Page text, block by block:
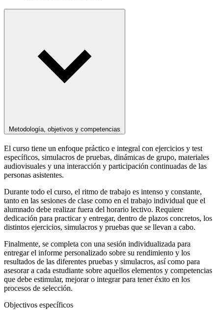
Metodología, objetivos y competencias
El curso tiene un enfoque práctico e integral con ejercicios y test
específicos, simulacros de pruebas, dinámicas de grupo, materiales
audiovisuales y una interacción y participación continuadas de las
personas asistentes.
Durante todo el curso, el ritmo de trabajo es intenso y constante,
tanto en las sesiones de clase como en el trabajo individual que el
alumnado debe realizar fuera del horario lectivo. Requiere
dedicación para practicar y entregar, dentro de plazos concretos, los
distintos ejercicios, simulacros y pruebas que se llevan a cabo.
Finalmente, se completa con una sesión individualizada para
entregar el informe personalizado sobre su rendimiento y los
resultados de las diferentes pruebas y simulacros, así como para
asesorar a cada estudiante sobre aquellos elementos y competencias
que debe estimular, mejorar o integrar para tener éxito en los
procesos de selección.
Objectivos específicos